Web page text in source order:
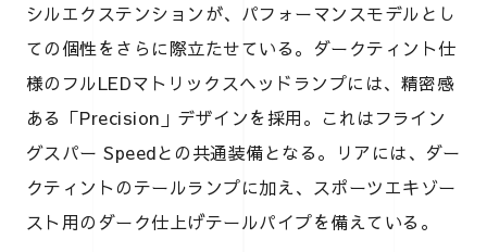
シルエクステンションが、パフォーマンスモデルとし
ての個性をさらに際立たせている。ダークティント仕
様のフルLEDマトリックスヘッドランプには、精密感
ある「Precision」デザインを採用。これはフライン
グスパー Speedとの共通装備となる。リアには、ダー
クティントのテールランプに加え、スポーツエキゾー
スト用のダーク仕上げテールパイプを備えている。